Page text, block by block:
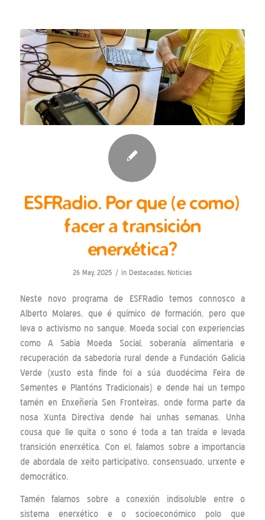
ESFRadio. Por que (e como)
facer a transición
enerxética?
26 May, 2025 / inDestacadas,Noticias
Neste novo programa de ESFRadio temos connosco a
Alberto Molares, que é químico de formación, pero que
leva o activismo no sangue. Moeda social con experiencias
como A Sabia Moeda Social, soberanía alimentaria e
recuperación da sabedoría rural dende a Fundación Galicia
Verde (xusto esta finde foi a súa duodécima Feira de
Sementes e Plantóns Tradicionais) e dende hai un tempo
tamén en Enxeñería Sen Fronteiras, onde forma parte da
nosa Xunta Directiva dende hai unhas semanas. Unha
cousa que lle quita o sono é toda a tan traída e levada
transición enerxética. Con el, falamos sobre a importancia
de abordala de xeito participativo, consensuado, urxente e
democrático.
Tamén falamos sobre a conexión indisoluble entre o
sistema enerxético e o socioeconómico polo que